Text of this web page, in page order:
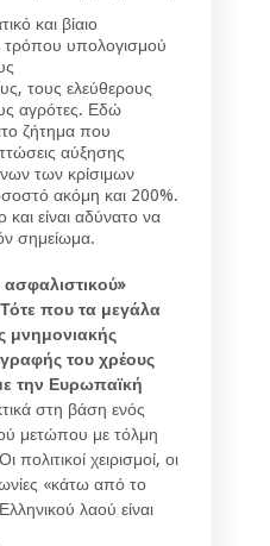
και βίαιο
υπολογισμού
τους ελεύθερους
αγρότες. Εδώ
ζήτημα που
αύξησης
των κρίσιμων
ακόμη και 200%.
και είναι αδύνατο να
σημείωμα.
που τα μεγάλα
μνημονιακής
του χρέους
την Ευρωπαϊκή
στη βάση ενός
μετώπου με τόλμη
πολιτικοί χειρισμοί, οι
«κάτω από το
λαού είναι